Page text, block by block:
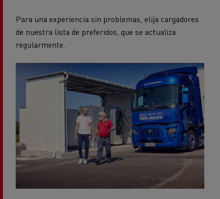
Para una experiencia sin problemas, elija cargadores
de nuestra lista de preferidos, que se actualiza
regularmente.